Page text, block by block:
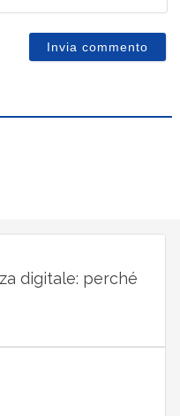
digitale: perché